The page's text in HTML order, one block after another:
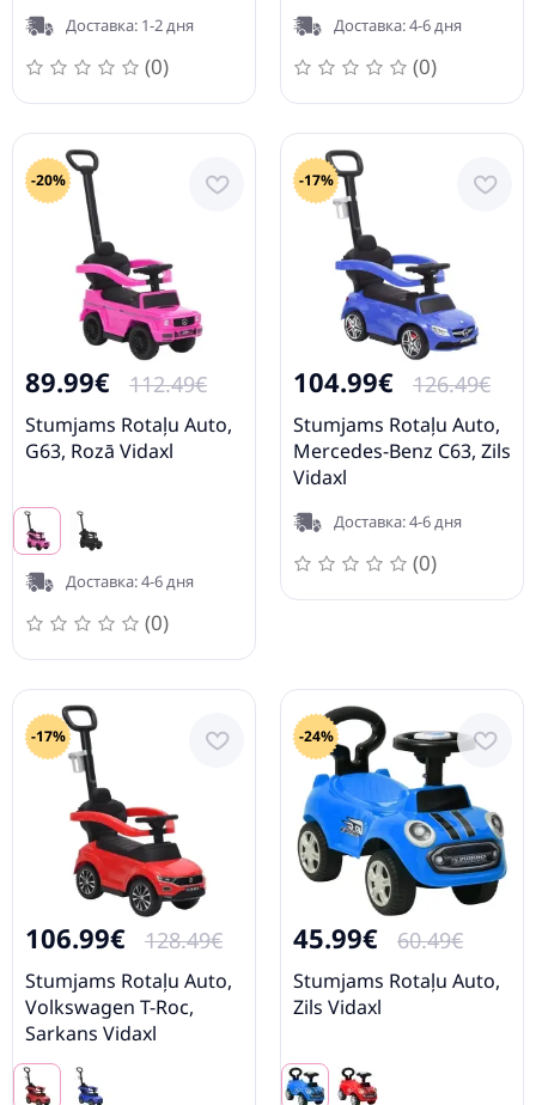
Доставка: 1-2 дня
(0)
Доставка: 4-6 дня
(0)
-20%
89.99€ 112.49€
Stumjams Rotaļu Auto,
G63, Rozā Vidaxl
Доставка: 4-6 дня
(0)
-17%
104.99€ 126.49€
Stumjams Rotaļu Auto,
Mercedes-Benz C63, Zils
Vidaxl
Доставка: 4-6 дня
(0)
-17%
106.99€ 128.49€
Stumjams Rotaļu Auto,
Volkswagen T-Roc,
Sarkans Vidaxl
-24%
45.99€ 60.49€
Stumjams Rotaļu Auto,
Zils Vidaxl